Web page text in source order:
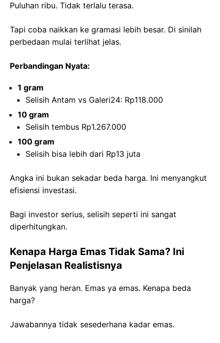
Puluhan ribu. Tidak terlalu terasa.
Tapi coba naikkan ke gramasi lebih besar. Di sinilah
perbedaan mulai terlihat jelas.
Perbandingan Nyata:
1 gram
Selisih Antam vs Galeri24: Rp118.000
10 gram
Selisih tembus Rp1.267.000
100 gram
Selisih bisa lebih dari Rp13 juta
Angka ini bukan sekadar beda harga. Ini menyangkut
efisiensi investasi.
Bagi investor serius, selisih seperti ini sangat
diperhitungkan.
Kenapa Harga Emas Tidak Sama? Ini
Penjelasan Realistisnya
Banyak yang heran. Emas ya emas. Kenapa beda
harga?
Jawabannya tidak sesederhana kadar emas.